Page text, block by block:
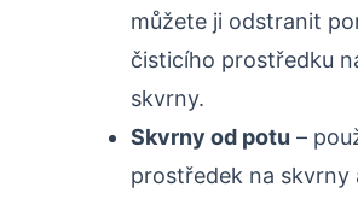
můžete ji odstranit
čisticího prostředku
skvrny.
Skvrny od potu –
prostředek na skvrny